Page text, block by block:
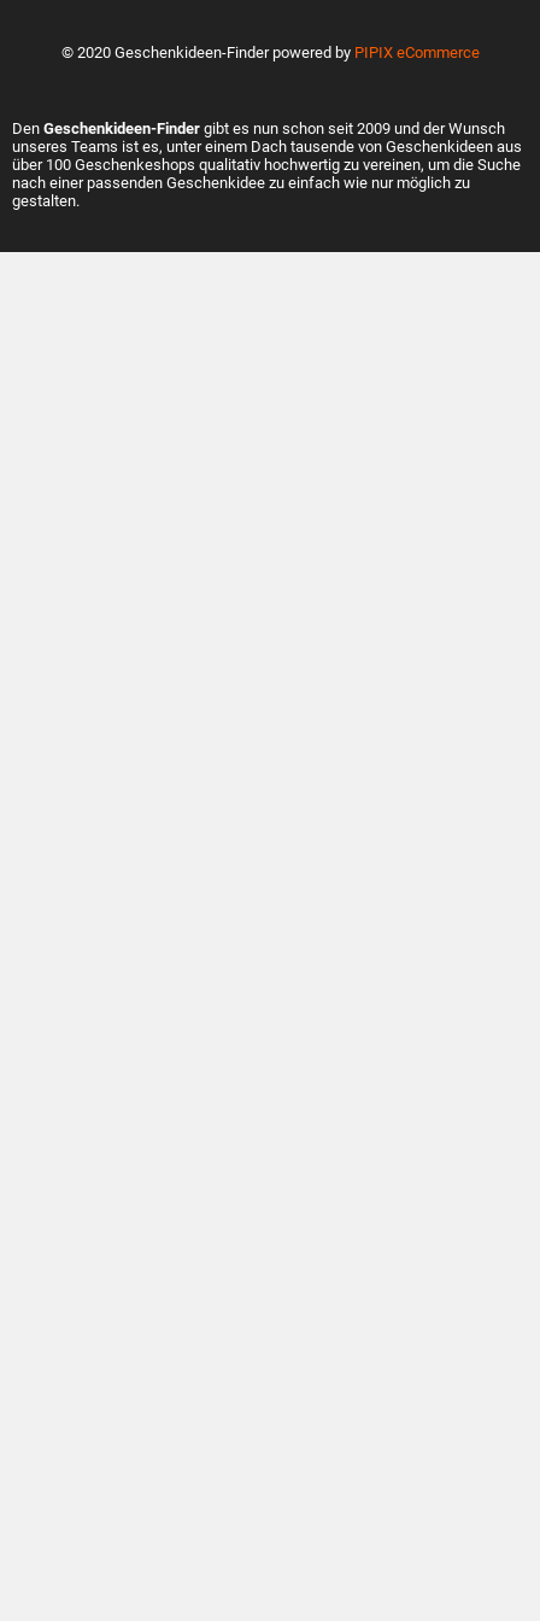
© 2020 Geschenkideen-Finder powered by PIPIX eCommerce
Den Geschenkideen-Finder gibt es nun schon seit 2009 und der Wunsch
unseres Teams ist es, unter einem Dach tausende von Geschenkideen aus
über 100 Geschenkeshops qualitativ hochwertig zu vereinen, um die Suche
nach einer passenden Geschenkidee zu einfach wie nur möglich zu
gestalten.